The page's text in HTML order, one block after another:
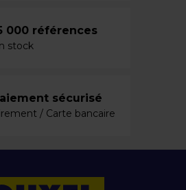
000 références
stock
sécurisé
/ Carte bancaire